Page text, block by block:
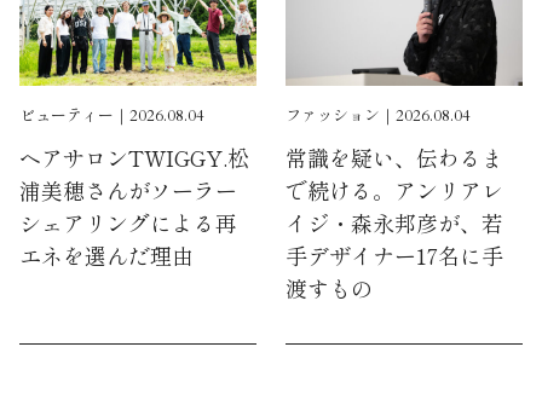
ビューティー｜2026.08.04
ヘアサロンTWIGGY.松
浦美穂さんがソーラー
シェアリングによる再
エネを選んだ理由
ファッション｜2026.08.04
常識を疑い、伝わるま
で続ける。アンリアレ
イジ・森永邦彦が、若
手デザイナー17名に手
渡すもの